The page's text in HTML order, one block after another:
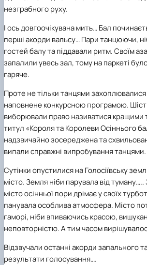
незграбного руху.
І ось довгоочікувана мить… Бал
перші акорди вальсу… Пари танцюючи,
гостей балу та піддавали ритм. Своїм
запалили увесь зал, тому на паркеті
гаряче.
Проте не тільки танцями
наповнене конкурсною програмою.
виборювали право називатися кращими
титул «Короля та Королеви Осіннього
надзвичайно зосереджена та
випали справжні випробування танцями.
Сутінки опустилися на Голосіївську
місто. Земля ніби парувала від
місто осінньої пори дрімає у своїх
панувала особлива атмосфера. Місто
гаморі, ніби впиваючись красою,
неповторністю. А тим часом
Відзвучали останні акорди запального
результати голосування….